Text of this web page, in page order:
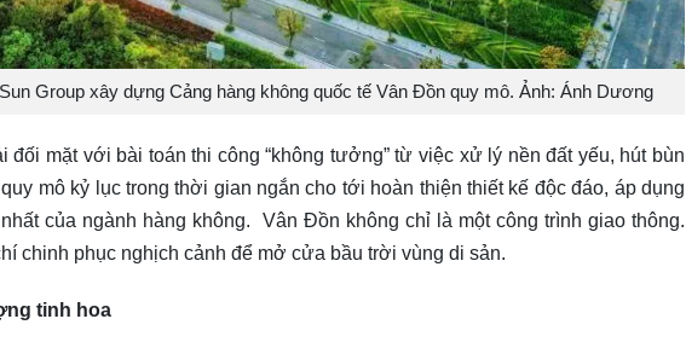
Group xây dựng Cảng hàng không quốc tế Vân Đồn quy mô. Ảnh: Ánh Dương
đối mặt với bài toán thi công “không tưởng” từ việc xử lý nền đất yếu, hút bùn
mô kỷ lục trong thời gian ngắn cho tới hoàn thiện thiết kế độc đáo, áp dụng
của ngành hàng không. Vân Đồn không chỉ là một công trình giao thông.
chinh phục nghịch cảnh để mở cửa bầu trời vùng di sản.
tinh hoa